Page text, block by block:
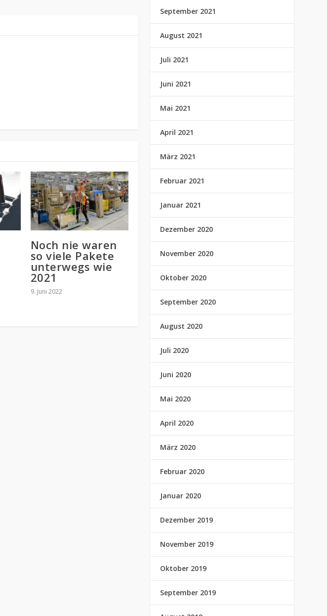
Noch nie waren
so viele Pakete
unterwegs wie
2021
9. Juni 2022
September 2021
August 2021
Juli 2021
Juni 2021
Mai 2021
April 2021
März 2021
Februar 2021
Januar 2021
Dezember 2020
November 2020
Oktober 2020
September 2020
August 2020
Juli 2020
Juni 2020
Mai 2020
April 2020
März 2020
Februar 2020
Januar 2020
Dezember 2019
November 2019
Oktober 2019
September 2019